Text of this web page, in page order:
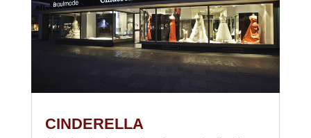
CINDERELLA